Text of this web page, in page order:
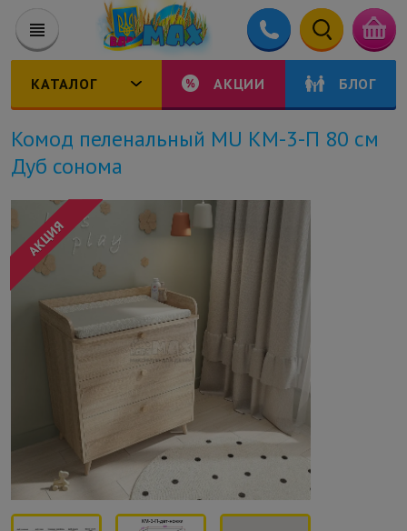
КАТАЛОГ АКЦИИ БЛОГ
Комод пеленальный MU КМ-3-П 80 см
Дуб сонома